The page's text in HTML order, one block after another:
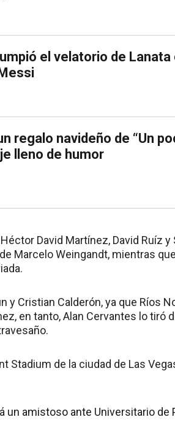
el velatorio de
regalo navideño de “Un
lleno de humor
David Martínez, David Ruíz y
Marcelo Weingandt, mientras
y Cristian Calderón, ya que Ríos
en tanto, Alan Cervantes lo tiró
Stadium de la ciudad de Las
amistoso ante Universitario de